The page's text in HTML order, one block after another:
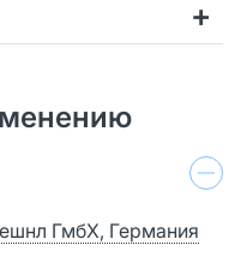
ГмбХ, Германия